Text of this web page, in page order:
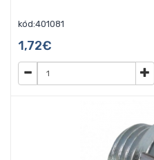
kód:401081
1,72€